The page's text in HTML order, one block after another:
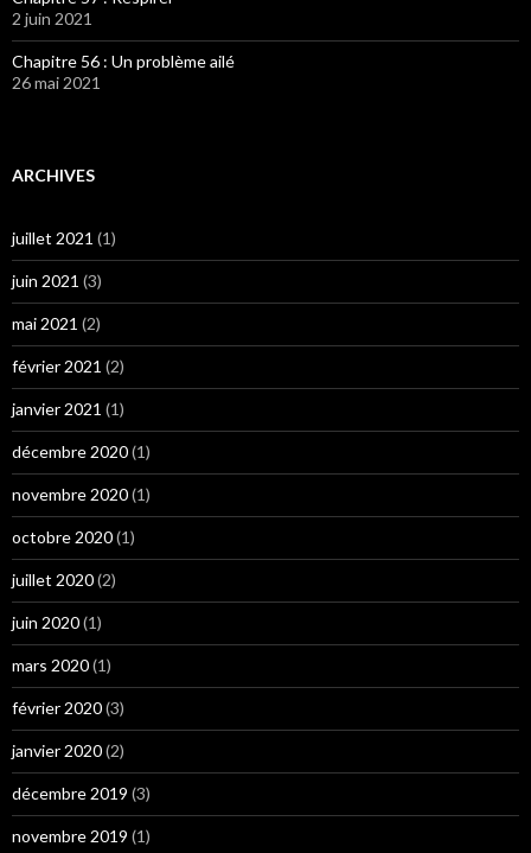
2 juin 2021
Chapitre 56 : Un problème ailé
26 mai 2021
ARCHIVES
juillet 2021 (1)
juin 2021 (3)
mai 2021 (2)
février 2021 (2)
janvier 2021 (1)
décembre 2020(1)
novembre 2020(1)
octobre 2020(1)
juillet 2020(2)
juin 2020(1)
mars 2020(1)
février 2020(3)
janvier 2020(2)
décembre 2019 (3)
novembre 2019 (1)